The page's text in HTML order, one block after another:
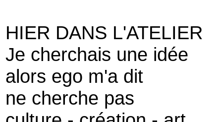
HIER DANS L'ATELIER
Je cherchais une idée
alors ego m'a dit
ne cherche pas